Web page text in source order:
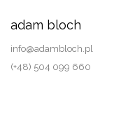
adam bloch
info@adambloch.pl
(+48) 504 099 660